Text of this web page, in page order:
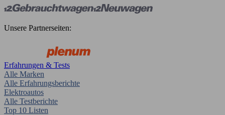
Unsere Partnerseiten:
Erfahrungen & Tests
Alle Marken
Alle Erfahrungsberichte
Elektroautos
Alle Testberichte
Top 10 Listen